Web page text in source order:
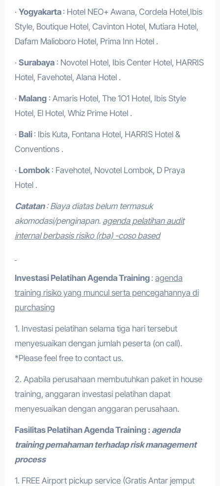
· Yogyakarta : Hotel NEO+ Awana, Cordela Hotel,Ibis
Style, Boutique Hotel, Cavinton Hotel, Mutiara Hotel,
Dafam Malioboro Hotel, Prima Inn Hotel .
· Surabaya: Novotel Hotel, Ibis Center Hotel, HARRIS
Hotel, Favehotel, Alana Hotel .
· Malang: Amaris Hotel, The 1O1 Hotel, Ibis Style
Hotel, El Hotel, Whiz Prime Hotel .
· Bali : Ibis Kuta, Fontana Hotel, HARRIS Hotel &
Conventions .
· Lombok: Favehotel, Novotel Lombok, D Praya
Hotel .
Catatan: Biaya diatas belum termasuk
akomodasi/penginapan. agenda pelatihan audit
internal berbasis risiko (rba) -coso based
Investasi PelatihanAgenda Training : agenda
training risiko yang muncul serta pencegahannya di
purchasing
1. Investasi pelatihan selama tiga hari tersebut
menyesuaikan dengan jumlah peserta (on call).
*Please feel free to contact us.
2. Apabila perusahaan membutuhkan paket in house
training, anggaran investasi pelatihan dapat
menyesuaikan dengan anggaran perusahaan.
Fasilitas PelatihanAgenda Training : agenda
training pemahaman terhadap risk management
process
1. FREE Airport pickup service (Gratis Antar jemput